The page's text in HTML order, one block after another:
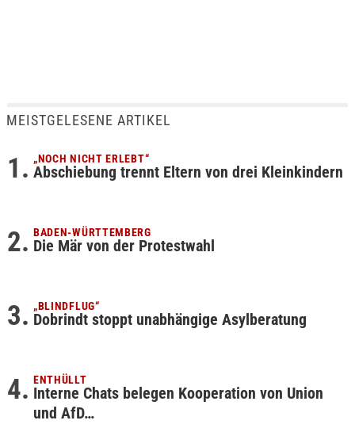
MEISTGELESENE ARTIKEL
„NOCH NICHT ERLEBT“
Abschiebung trennt Eltern von drei Kleinkindern
BADEN-WÜRTTEMBERG
Die Mär von der Protestwahl
„BLINDFLUG“
Dobrindt stoppt unabhängige Asylberatung
ENTHÜLLT
Interne Chats belegen Kooperation von Union
und AfD…